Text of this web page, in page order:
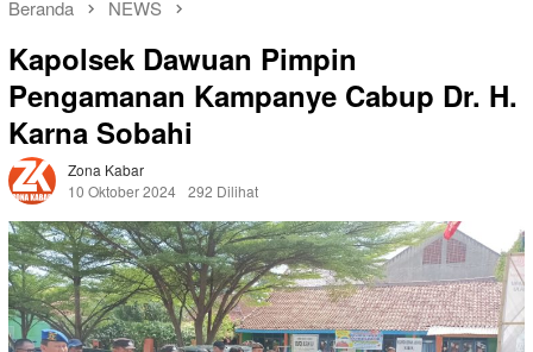
Beranda NEWS
Kapolsek Dawuan Pimpin
Pengamanan Kampanye Cabup Dr. H.
Karna Sobahi
Zona Kabar
10 Oktober 2024 292 Dilihat